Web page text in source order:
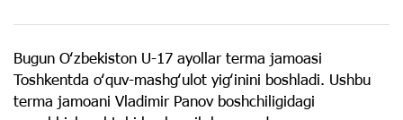
Bugun Oʻzbekiston U-17 ayollar terma jamoasi
Toshkentda oʻquv-mashgʻulot yigʻinini boshladi. Ushbu
terma jamoani Vladimir Panov boshchiligidagi